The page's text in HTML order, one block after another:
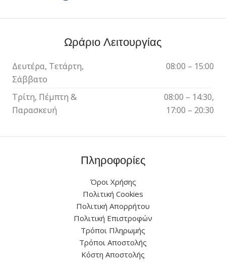
Ωράριο Λειτουργίας
Δευτέρα, Τετάρτη,
Σάββατο
08:00 – 15:00
Τρίτη, Πέμπτη &
Παρασκευή
08:00 – 14:30,
17:00 – 20:30
Πληροφορίες
Όροι Χρήσης
Πολιτική Cookies
Πολιτική Απορρήτου
Πολιτική Επιστροφών
Τρόποι Πληρωμής
Τρόποι Αποστολής
Κόστη Αποστολής